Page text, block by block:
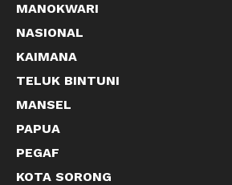
MANOKWARI
NASIONAL
KAIMANA
TELUK BINTUNI
MANSEL
PAPUA
PEGAF
KOTA SORONG